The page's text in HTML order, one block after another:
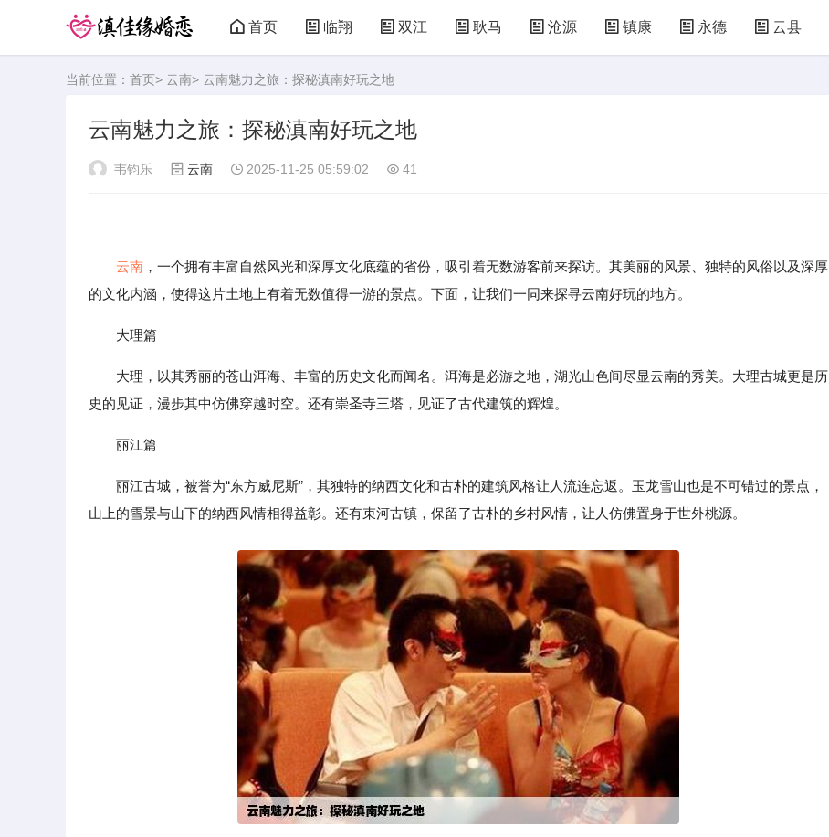
首页 临翔 双江 耿马 沧源 镇康 永德 云县
当前位置： 首页> 云南> 云南魅力之旅：探秘滇南好玩之地
云南魅力之旅：探秘滇南好玩之地
韦钧乐 云南 2025-11-25 05:59:02 41
云南 ，一个拥有丰富自然风光和深厚文化底蕴的省份，吸引着无数游客前来探访。其美丽的风景、独特的风俗以及深厚
的文化内涵，使得这片土地上有着无数值得一游的景点。下面，让我们一同来探寻云南好玩的地方。
大理篇
大理，以其秀丽的苍山洱海、丰富的历史文化而闻名。洱海是必游之地，湖光山色间尽显云南的秀美。大理古城更是历
史的见证，漫步其中仿佛穿越时空。还有崇圣寺三塔，见证了古代建筑的辉煌。
丽江篇
丽江古城，被誉为“东方威尼斯”，其独特的纳西文化和古朴的建筑风格让人流连忘返。玉龙雪山也是不可错过的景点，
山上的雪景与山下的纳西风情相得益彰。还有束河古镇，保留了古朴的乡村风情，让人仿佛置身于世外桃源。